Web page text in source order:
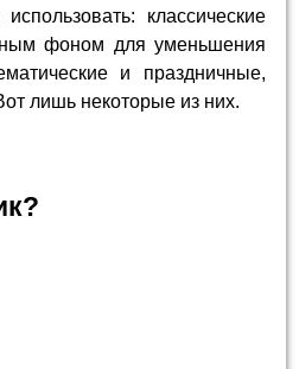
классические
фоном для уменьшения
и праздничные,
лишь некоторые из них.